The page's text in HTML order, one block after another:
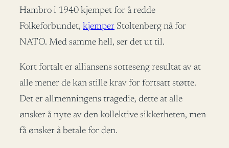
Hambro i 1940 kjempet for å redde
Folkeforbundet, kjemper Stoltenberg nå for
NATO. Med samme hell, ser det ut til.
Kort fortalt er alliansens sotteseng resultat av at
alle mener de kan stille krav for fortsatt støtte.
Det er allmenningens tragedie, dette at alle
ønsker å nyte av den kollektive sikkerheten, men
få ønsker å betale for den.